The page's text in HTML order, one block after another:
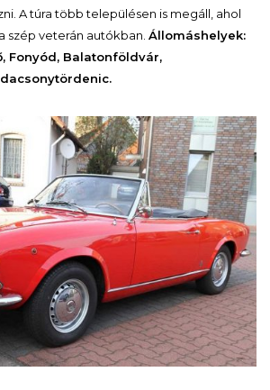
A túra több településen is megáll, ahol
szép veterán autókban. Állomáshelyek:
Fonyód, Balatonföldvár,